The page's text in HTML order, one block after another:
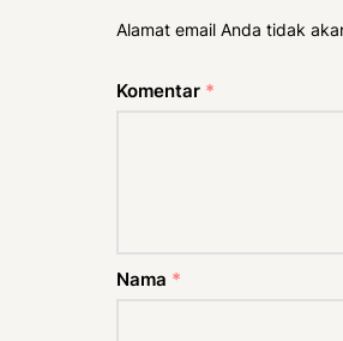
Alamat email Anda tidak
Komentar *
Nama *